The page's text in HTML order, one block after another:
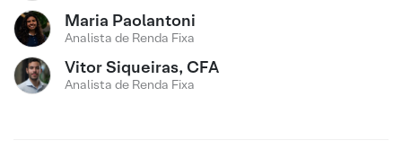
Maria Paolantoni
Analista de Renda Fixa
Vitor Siqueiras, CFA
Analista de Renda Fixa